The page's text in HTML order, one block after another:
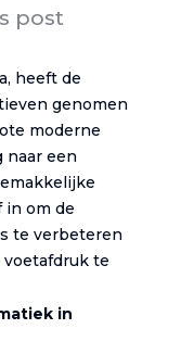
post
heeft de
genomen
moderne
naar een
in om de
te verbeteren
te
in